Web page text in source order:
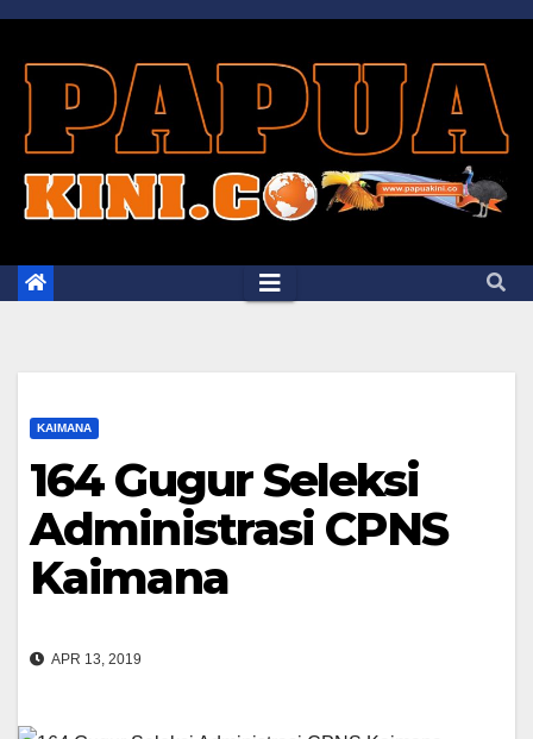
Skip
content
KAIMANA
164 Gugur Seleksi
Administrasi CPNS
Kaimana
APR 13, 2019